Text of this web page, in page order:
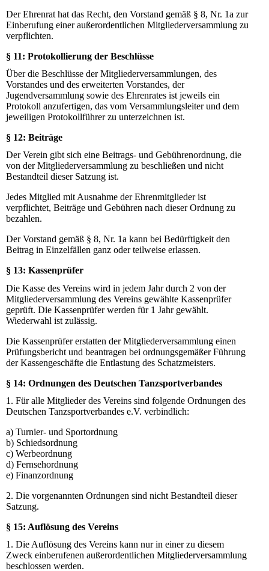
Der Ehrenrat hat das Recht, den Vorstand gemäß § 8, Nr. 1a zur
Einberufung einer außerordentlichen Mitgliederversammlung zu
verpflichten.
§ 11: Protokollierung der Beschlüsse
Über die Beschlüsse der Mitgliederversammlungen, des
Vorstandes und des erweiterten Vorstandes, der
Jugendversammlung sowie des Ehrenrates ist jeweils ein
Protokoll anzufertigen, das vom Versammlungsleiter und dem
jeweiligen Protokollführer zu unterzeichnen ist.
§ 12: Beiträge
Der Verein gibt sich eine Beitrags- und Gebührenordnung, die
von der Mitgliederversammlung zu beschließen und nicht
Bestandteil dieser Satzung ist.
Jedes Mitglied mit Ausnahme der Ehrenmitglieder ist
verpflichtet, Beiträge und Gebühren nach dieser Ordnung zu
bezahlen.
Der Vorstand gemäß § 8, Nr. 1a kann bei Bedürftigkeit den
Beitrag in Einzelfällen ganz oder teilweise erlassen.
§ 13: Kassenprüfer
Die Kasse des Vereins wird in jedem Jahr durch 2 von der
Mitgliederversammlung des Vereins gewählte Kassenprüfer
geprüft. Die Kassenprüfer werden für 1 Jahr gewählt.
Wiederwahl ist zulässig.
Die Kassenprüfer erstatten der Mitgliederversammlung einen
Prüfungsbericht und beantragen bei ordnungsgemäßer Führung
der Kassengeschäfte die Entlastung des Schatzmeisters.
§ 14: Ordnungen des Deutschen Tanzsportverbandes
1. Für alle Mitglieder des Vereins sind folgende Ordnungen des
Deutschen Tanzsportverbandes e.V. verbindlich:
a) Turnier- und Sportordnung
b) Schiedsordnung
c) Werbeordnung
d) Fernsehordnung
e) Finanzordnung
2. Die vorgenannten Ordnungen sind nicht Bestandteil dieser
Satzung.
§ 15: Auflösung des Vereins
1. Die Auflösung des Vereins kann nur in einer zu diesem
Zweck einberufenen außerordentlichen Mitgliederversammlung
beschlossen werden.